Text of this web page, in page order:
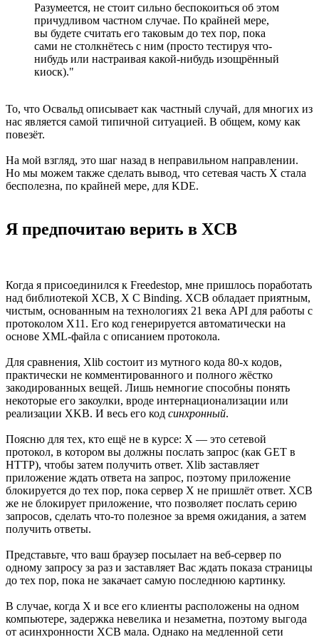
Разумеется, не стоит сильно беспокоиться об этом
причудливом частном случае. По крайней мере,
вы будете считать его таковым до тех пор, пока
сами не столкнётесь с ним (просто тестируя что-
нибудь или настраивая какой-нибудь изощрённый
киоск)."
То, что Освальд описывает как частный случай, для многих из
нас является самой типичной ситуацией. В общем, кому как
повезёт.
На мой взгляд, это шаг назад в неправильном направлении.
Но мы можем также сделать вывод, что сетевая часть X стала
бесполезна, по крайней мере, для KDE.
Я предпочитаю верить в XCB
Когда я присоединился к Freedestop, мне пришлось поработать
над библиотекой XCB, X C Binding. XCB обладает приятным,
чистым, основанным на технологиях 21 века API для работы с
протоколом X11. Его код генерируется автоматически на
основе XML-файла с описанием протокола.
Для сравнения, Xlib состоит из мутного кода 80-х кодов,
практически не комментированного и полного жёстко
закодированных вещей. Лишь немногие способны понять
некоторые его закоулки, вроде интернационализации или
реализации XKB. И весь его код синхронный.
Поясню для тех, кто ещё не в курсе: X — это сетевой
протокол, в котором вы должны послать запрос (как GET в
HTTP), чтобы затем получить ответ. Xlib заставляет
приложение ждать ответа на запрос, поэтому приложение
блокируется до тех пор, пока сервер X не пришлёт ответ. XCB
же не блокирует приложение, что позволяет послать серию
запросов, сделать что-то полезное за время ожидания, а затем
получить ответы.
Представьте, что ваш браузер посылает на веб-сервер по
одному запросу за раз и заставляет Вас ждать показа страницы
до тех пор, пока не закачает самую последнюю картинку.
В случае, когда X и все его клиенты расположены на одном
компьютере, задержка невелика и незаметна, поэтому выгода
от асинхронности XCB мала. Однако на медленной сети